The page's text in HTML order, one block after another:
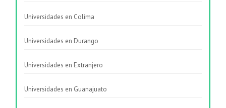
Universidades en Colima
Universidades en Durango
Universidades en Extranjero
Universidades en Guanajuato